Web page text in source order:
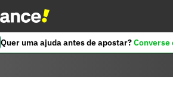
Quer uma ajuda antes de apostar?Converse